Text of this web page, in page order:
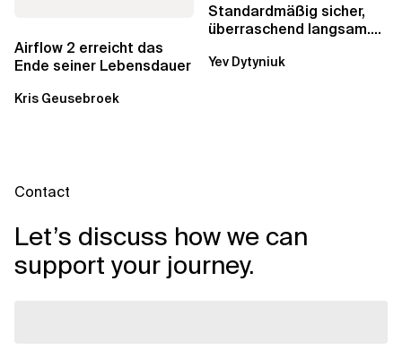
Airflow 2 erreicht das
Ende seiner Lebensdauer
Kris Geusebroek
Standardmäßig sicher,
überraschend langsam.
über die RDS...
Yev Dytyniuk
Contact
Let’s discuss how we can
support your journey.